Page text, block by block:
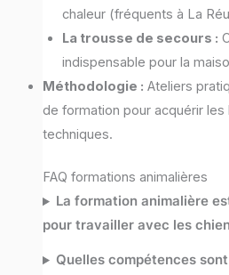
chaleur (fréquents à La
La trousse de secours :
indispensable pour la
Méthodologie : Ateliers
de formation pour acquérir
techniques.
FAQ formations animalières
La formation animalière
pour travailler avec les
Quelles compétences